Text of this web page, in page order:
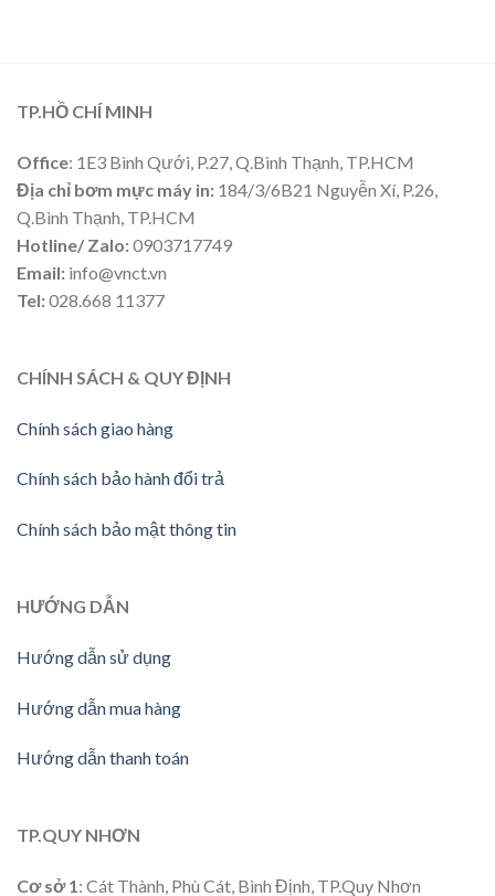
TP.HỒ CHÍ MINH
Office: 1E3 Bình Qưới, P.27, Q.Bình Thạnh, TP.HCM
Địa chỉ bơm mực máy in: 184/3/6B21 Nguyễn Xí, P.26,
Q.Bình Thạnh, TP.HCM
Hotline/ Zalo:0903717749
Email: info@vnct.vn
Tel:028.668 11377
CHÍNH SÁCH & QUY ĐỊNH
Chính sách giao hàng
Chính sách bảo hành đổi trả
Chính sách bảo mật thông tin
HƯỚNG DẪN
Hướng dẫn sử dụng
Hướng dẫn mua hàng
Hướng dẫn thanh toán
TP.QUY NHƠN
Cơ sở 1: Cát Thành, Phù Cát, Bình Định, TP.Quy Nhơn